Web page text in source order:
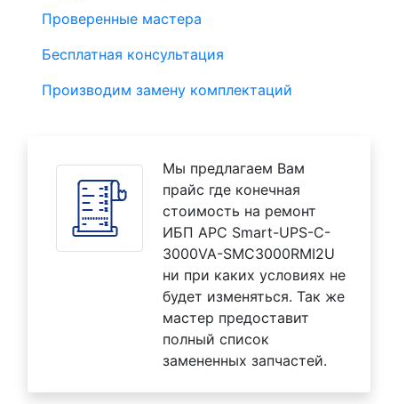
Проверенные мастера
Бесплатная консультация
Производим замену комплектаций
Мы предлагаем Вам
прайс где конечная
стоимость на ремонт
ИБП APC Smart-UPS-C-
3000VA-SMC3000RMI2U
ни при каких условиях не
будет изменяться. Так же
мастер предоставит
полный список
замененных запчастей.